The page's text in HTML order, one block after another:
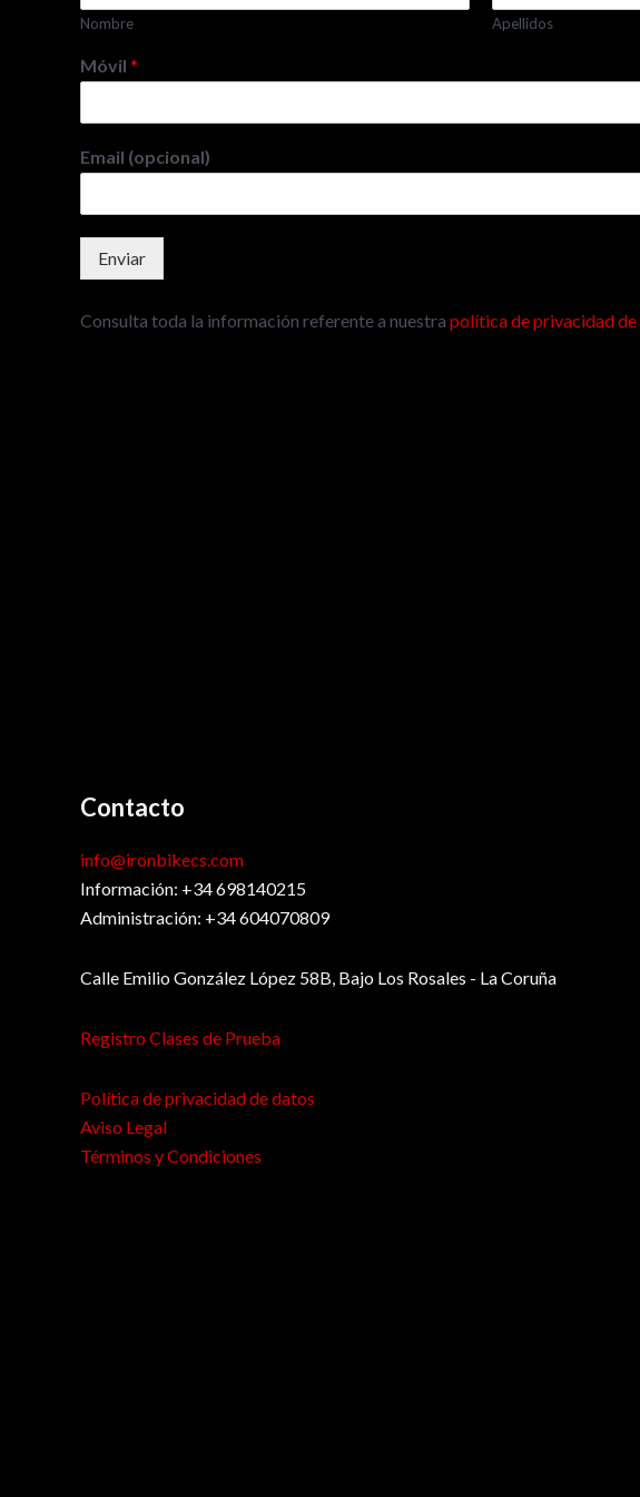
Nombre Apellidos
Móvil *
Email (opcional)
Enviar
Consulta toda la información referente a nuestra política de privacidad de
Contacto
info@ironbikecs.com
Información: +34 698140215
Administración: +34 604070809
Calle Emilio González López 58B, Bajo Los Rosales - La Coruña
Registro Clases de Prueba
Política de privacidad de datos
Aviso Legal
Términos y Condiciones